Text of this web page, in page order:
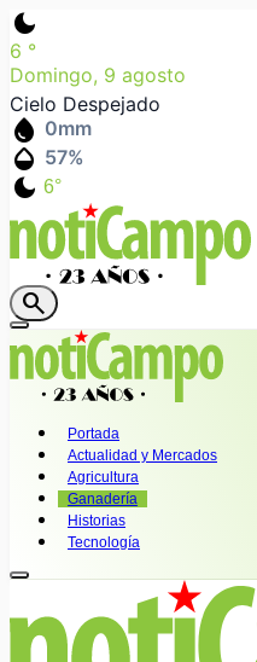
dark_mode
6 °
Domingo, 9 agosto
Cielo Despejado
water_drop 0mm
humidity_mid 57%
dark_mode 6°
search
Portada
Actualidad y Mercados
Agricultura
Ganadería
Historias
Tecnología